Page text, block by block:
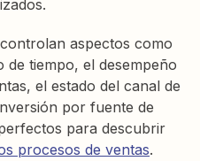
aspectos como
tiempo, el desempeño
el estado del canal de
por fuente de
para descubrir
procesos de ventas.